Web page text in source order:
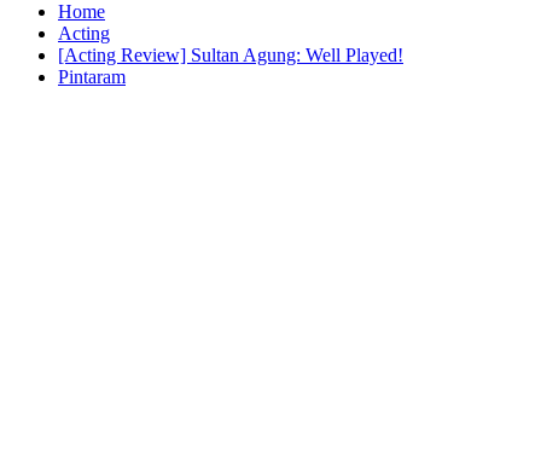
Home
Acting
[Acting Review] Sultan Agung: Well Played!
Pintaram